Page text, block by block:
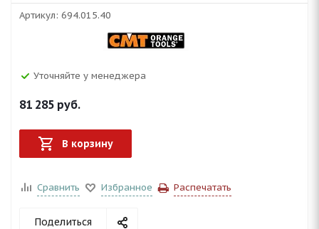
Артикул: 694.015.40
Уточняйте у менеджера
81 285 руб.
В корзину
Сравнить Избранное Распечатать
Поделиться